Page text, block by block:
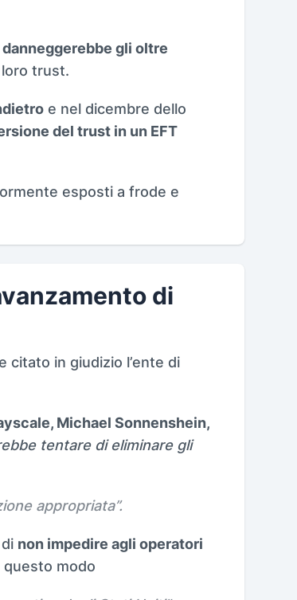
danneggerebbe gli oltre
loro trust.
e nel dicembre dello
del trust in un EFT
esposti a frode e
di
citato in giudizio l’ente di
Michael Sonnenshein,
tentare di eliminare gli
appropriata”.
non impedire agli operatori
questo modo